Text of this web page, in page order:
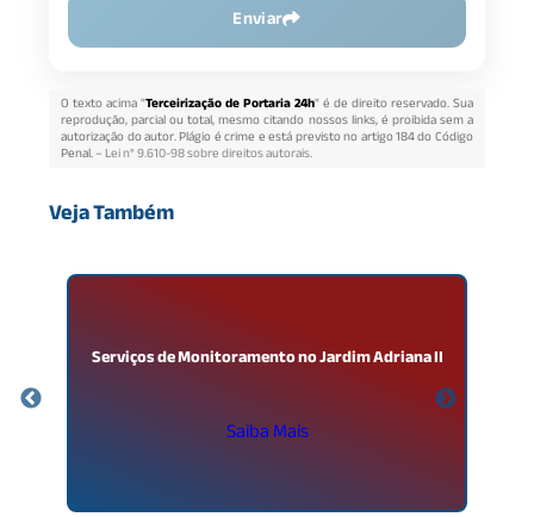
Enviar
O texto acima "Terceirização de Portaria 24h" é de direito reservado. Sua
reprodução, parcial ou total, mesmo citando nossos links, é proibida sem a
autorização do autor. Plágio é crime e está previsto no artigo 184 do Código
Penal. –Lei n° 9.610-98 sobre direitos autorais.
Veja Também
Serviços de Monitoramento no Jardim Adriana II
Saiba Mais